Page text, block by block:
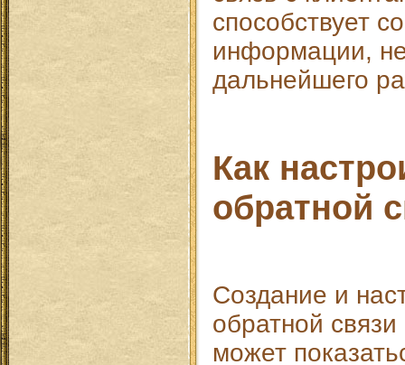
способствует
информации,
дальнейшего
Как
обратной
Создание и
обратной
может